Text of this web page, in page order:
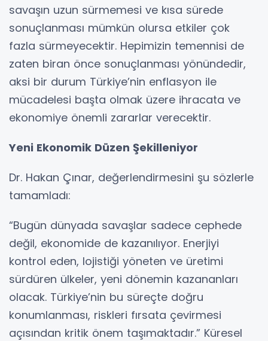
savaşın uzun sürmemesi ve kısa sürede
sonuçlanması mümkün olursa etkiler çok
fazla sürmeyecektir. Hepimizin temennisi de
zaten biran önce sonuçlanması yönündedir,
aksi bir durum Türkiye’nin enflasyon ile
mücadelesi başta olmak üzere ihracata ve
ekonomiye önemli zararlar verecektir.
Yeni Ekonomik Düzen Şekilleniyor
Dr. Hakan Çınar, değerlendirmesini şu sözlerle
tamamladı:
“Bugün dünyada savaşlar sadece cephede
değil, ekonomide de kazanılıyor. Enerjiyi
kontrol eden, lojistiği yöneten ve üretimi
sürdüren ülkeler, yeni dönemin kazananları
olacak. Türkiye’nin bu süreçte doğru
konumlanması, riskleri fırsata çevirmesi
açısından kritik önem taşımaktadır.” Küresel